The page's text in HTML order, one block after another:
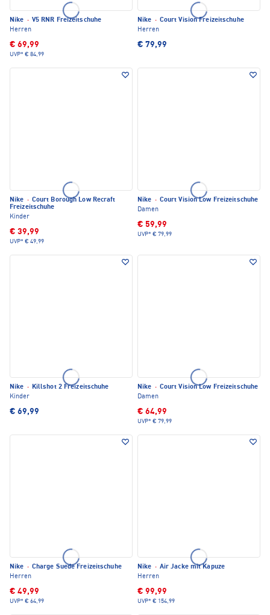
Nike · V5 RNR Freizeitschuhe
Herren
€ 69,99
UVP* € 84,99
Nike · Court Vision Freizeitschuhe
Herren
€ 79,99
Nike · Court Borough Low Recraft
Freizeitschuhe
Kinder
€ 39,99
UVP* € 49,99
Nike · Court Vision Low Freizeitschuhe
Damen
€ 59,99
UVP* € 79,99
Nike · Killshot 2 Freizeitschuhe
Kinder
€ 69,99
Nike · Court Vision Low Freizeitschuhe
Damen
€ 64,99
UVP* € 79,99
Nike · Charge Suede Freizeitschuhe
Herren
€ 49,99
UVP* € 64,99
Nike · Air Jacke mit Kapuze
Herren
€ 99,99
UVP* € 154,99